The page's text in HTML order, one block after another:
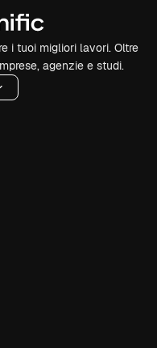
i tuoi migliori lavori. Oltre
agenzie e studi.